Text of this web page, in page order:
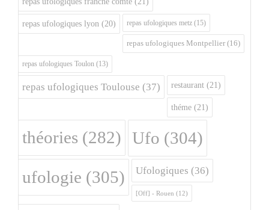
repas ufologiques lyon (20) repas ufologiques metz (15)
repas ufologiques Montpellier (16)
repas ufologiques Toulon (13)
repas ufologiques Toulouse (37) restaurant (21)
théme (21)
théories (282) Ufo (304)
ufologie (305) Ufologiques (36)
[Off] - Rouen (12)